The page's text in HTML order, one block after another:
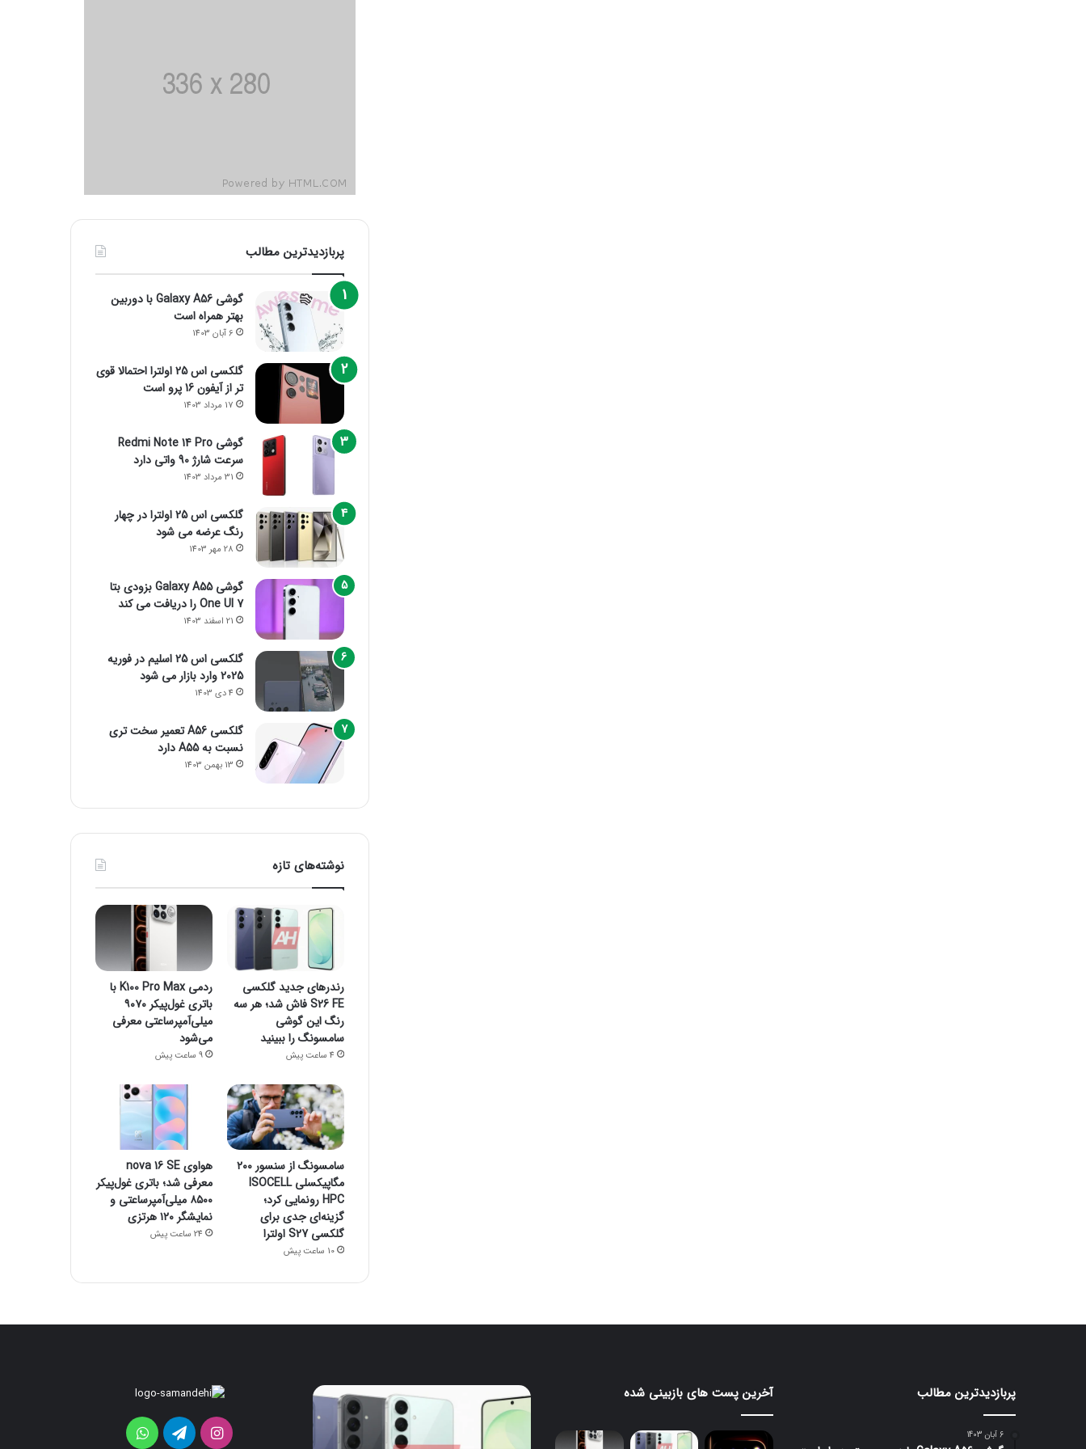
پربازدیدترین مطالب
گوشی Galaxy A56 با دوربین
بهتر همراه است
6 آبان 1403
گلکسی اس 25 اولترا احتمالا قوی
تر از آیفون 16 پرو است
17 مرداد 1403
گوشی Redmi Note 14 Pro
سرعت شارژ 90 واتی دارد
31 مرداد 1403
گلکسی اس 25 اولترا در چهار
رنگ عرضه می شود
28 مهر 1403
گوشی Galaxy A55 بزودی بتا
One UI 7 را دریافت می کند
21 اسفند 1403
گلکسی اس 25 اسلیم در فوریه
2025 وارد بازار می شود
4 دی 1403
گلکسی A56 تعمیر سخت تری
نسبت به A55 دارد
13 بهمن 1403
نوشته‌های تازه
رندرهای جدید گلکسی
S26 FE فاش شد؛ هر سه
رنگ این گوشی
سامسونگ را ببینید
4 ساعت پیش
ردمی K100 Pro Max با
باتری غول‌پیکر ۹۰۷۰
میلی‌آمپرساعتی معرفی
می‌شود
9 ساعت پیش
سامسونگ از سنسور ۲۰۰
مگاپیکسلی ISOCELL
HPC رونمایی کرد؛
گزینه‌ای جدی برای
گلکسی S27 اولترا
10 ساعت پیش
هواوی nova 16 SE
معرفی شد؛ باتری غول‌پیکر
۸۵۰۰ میلی‌آمپرساعتی و
نمایشگر ۱۲۰ هرتزی
24 ساعت پیش
پربازدیدترین مطالب
6 آبان 1403
آخرین پست های بازبینی شده
هواوی
SE
قابلیت
جدید
HiLight
در
رندرهای
جدید
گلکسی
اینستاگرامتلگرام واتس